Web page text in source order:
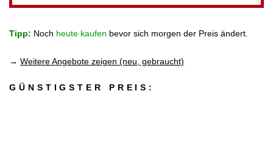
Tipp: Noch heute kaufen bevor sich morgen der Preis ändert.
→ Weitere Angebote zeigen (neu, gebraucht)
GÜNSTIGSTER PREIS: